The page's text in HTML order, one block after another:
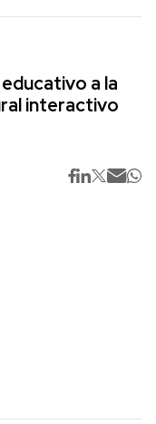
a la
interactivo